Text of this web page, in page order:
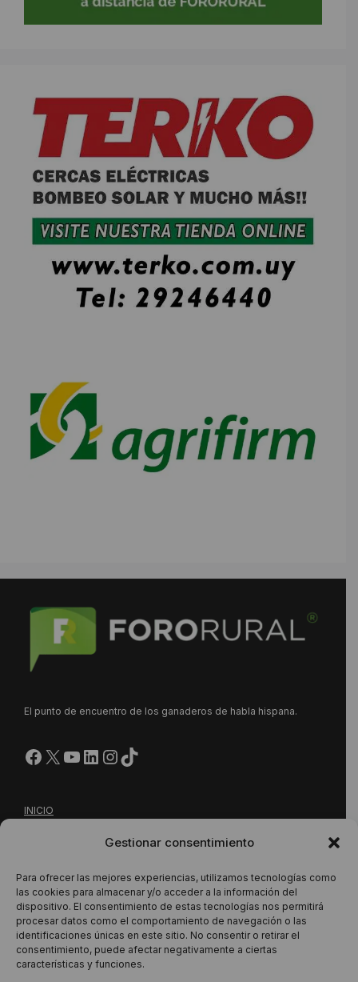
Gestionar consentimiento
Para ofrecer las mejores experiencias, utilizamos tecnologías como
las cookies para almacenar y/o acceder a la información del
dispositivo. El consentimiento de estas tecnologías nos permitirá
procesar datos como el comportamiento de navegación o las
identificaciones únicas en este sitio. No consentir o retirar el
consentimiento, puede afectar negativamente a ciertas
características y funciones.
El punto de encuentro de los ganaderos de habla hispana.
Facebook
X YouTube
LinkedIn
Instagram
https://www.tiktok.com/
INICIO
NUESTRA PROPUESTA
Este sitio está protegido por reCAPTCHA y se aplican la
Política de Privacidad y losTérminos del Servicio de Google.